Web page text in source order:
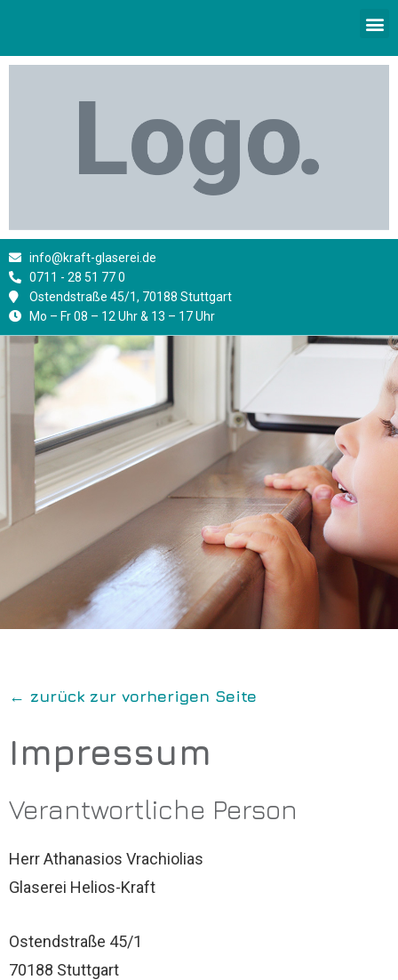
info@kraft-glaserei.de
0711 - 28 51 77 0
Ostendstraße 45/1, 70188 Stuttgart
Mo – Fr 08 – 12 Uhr & 13 – 17 Uhr
← zurück zur vorherigen Seite
Impressum
Verantwortliche Person
Herr Athanasios Vrachiolias
Glaserei Helios-Kraft
Ostendstraße 45/1
70188 Stuttgart